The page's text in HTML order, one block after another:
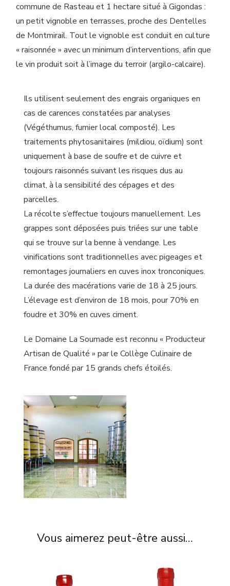
commune de Rasteau et 1 hectare situé à Gigondas :
un petit vignoble en terrasses, proche des Dentelles
de Montmirail. Tout le vignoble est conduit en culture
« raisonnée » avec un minimum d’interventions, afin que
le vin produit soit à l’image du terroir (argilo-calcaire).
Ils utilisent seulement des engrais organiques en
cas de carences constatées par analyses
(Végéthumus, fumier local composté). Les
traitements phytosanitaires (mildiou, oïdium) sont
uniquement à base de soufre et de cuivre et
toujours raisonnés suivant les risques dus au
climat, à la sensibilité des cépages et des
parcelles.
La récolte s’effectue toujours manuellement. Les
grappes sont déposées puis triées sur une table
qui se trouve sur la benne à vendange. Les
vinifications sont traditionnelles avec pigeages et
remontages journaliers en cuves inox tronconiques.
La durée des macérations varie de 18 à 25 jours.
L’élevage est d’environ de 18 mois, pour 70% en
foudre et 30% en cuves ciment.
Le Domaine La Soumade est reconnu « Producteur
Artisan de Qualité » par le Collège Culinaire de
France fondé par 15 grands chefs étoilés.
Vous aimerez peut-être aussi…